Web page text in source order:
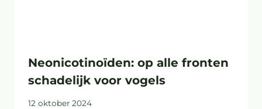
Neonicotinoïden: op alle fronten
schadelijk voor vogels
12 oktober 2024